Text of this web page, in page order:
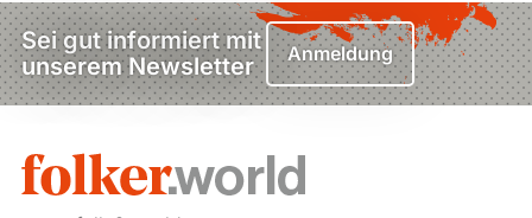
Sei gut informiert mit
unserem Newsletter
Anmeldung